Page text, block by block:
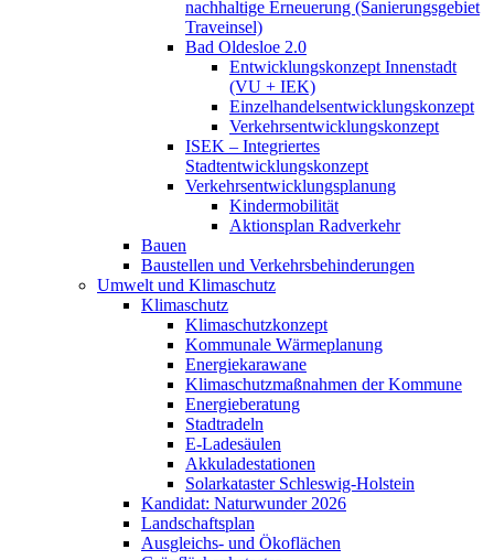
nachhaltige Erneuerung (Sanierungsgebiet
Traveinsel)
Bad Oldesloe 2.0
Entwicklungskonzept Innenstadt
(VU + IEK)
Einzelhandels­entwicklungskonzept
Verkehrs­entwicklungskonzept
ISEK – Integriertes
Stadtentwicklungskonzept
Verkehrsentwicklungsplanung
Kindermobilität
Aktionsplan Radverkehr
Bauen
Baustellen und Verkehrsbehinderungen
Umwelt und Klimaschutz
Klimaschutz
Klimaschutzkonzept
Kommunale Wärmeplanung
Energiekarawane
Klimaschutzmaßnahmen der Kommune
Energieberatung
Stadtradeln
E-Ladesäulen
Akkuladestationen
Solarkataster Schleswig-Holstein
Kandidat: Naturwunder 2026
Landschaftsplan
Ausgleichs- und Ökoflächen